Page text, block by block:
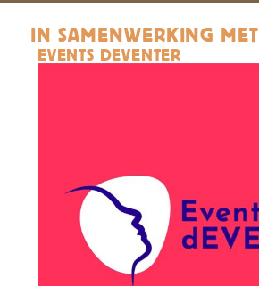
IN SAMENWERKING MET
EVENTS DEVENTER